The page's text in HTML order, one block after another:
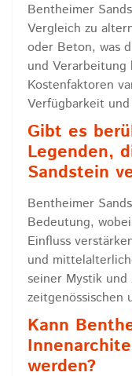
Bentheimer
Vergleich zu
oder Beton, was
und
Kostenfaktoren
Verfügbarkeit
Gibt es
Legenden,
Sandstein
Bentheimer
Bedeutung,
Einfluss
und
seiner Mystik
zeitgenössischen
Kann
werden?